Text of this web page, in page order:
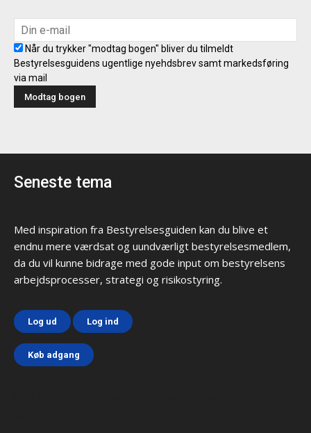
Når du trykker "modtag bogen" bliver du tilmeldt
Bestyrelsesguidens ugentlige nyehdsbrev samt markedsføring
via mail
Seneste tema
Med inspiration fra Bestyrelsesguiden kan du blive et
endnu mere værdsat og uundværligt bestyrelsesmedlem,
da du vil kunne bidrage med gode input om bestyrelsens
arbejdsprocesser, strategi og risikostyring.
Log ud Log ind
Køb adgang